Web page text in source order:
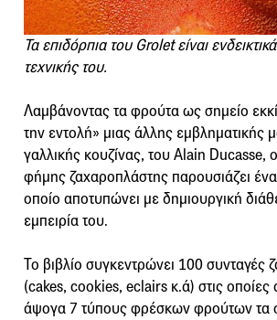
Τα επιδόρπια του Grolet είναι
τεχνικής του.
Λαμβάνοντας τα φρούτα ως σημείο
την εντολή» μιας άλλης εμβληματικής
γαλλικής κουζίνας, του Alain Ducasse,
φήμης ζαχαροπλάστης παρουσιάζει ένα
οποίο αποτυπώνει με δημιουργική
εμπειρία του.
Το βιβλίο συγκεντρώνει 100 συνταγές
(cakes, cookies, eclairs κ.ά) στις οποίες
άψογα 7 τύπους φρέσκων φρούτων τα